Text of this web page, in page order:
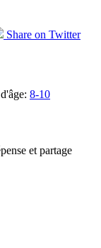
Share on Twitter
8-10
et partage